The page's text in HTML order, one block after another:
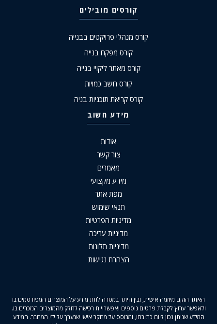
קורסים מובילים
קורס מנהלי פרויקטים בבנייה
קורס מפקח בנייה
קורס מאתר ליקויי בנייה
קורס חשב כמויות
קורס קריאת תוכניות בניה
מידע חשוב
אודות
צור קשר
מאמרים
מידע מקצועי
מפת אתר
תנאי שימוש
מדיניות הפרטיות
מדיניות עריכה
מדיניות תלונות
הצהרת נגישות
האתר הוקם מיוזמה אישית, ובין היתר במטרה לתת מידע על המוצרים המפורסמים בו
ולאפשר ערוץ לקבלת פרטים נוספים ואפשרויות רכישה לחלק מהמוצרים הנזכרים בו.
המידע שניתן נכון ליום כתיבתו, ומבוסס על מחקר אישי שנערך על ידי המחבר. המידע